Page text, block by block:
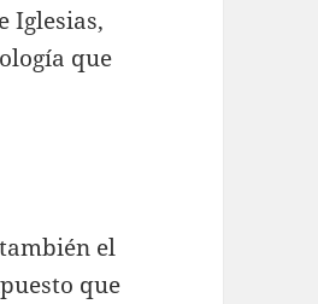
Iglesias,
que
el
que